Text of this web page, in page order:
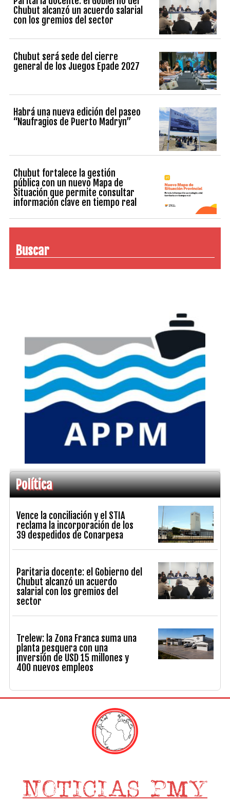
Chubut alcanzó un acuerdo salarial
con los gremios del sector
Chubut será sede del cierre
general de los Juegos Epade 2027
Habrá una nueva edición del paseo
“Naufragios de Puerto Madryn”
Chubut fortalece la gestión
pública con un nuevo Mapa de
Situación que permite consultar
información clave en tiempo real
Buscar
Política
Vence la conciliación y el STIA
reclama la incorporación de los
39 despedidos de Conarpesa
Paritaria docente: el Gobierno del
Chubut alcanzó un acuerdo
salarial con los gremios del
sector
Trelew: la Zona Franca suma una
planta pesquera con una
inversión de USD 15 millones y
400 nuevos empleos